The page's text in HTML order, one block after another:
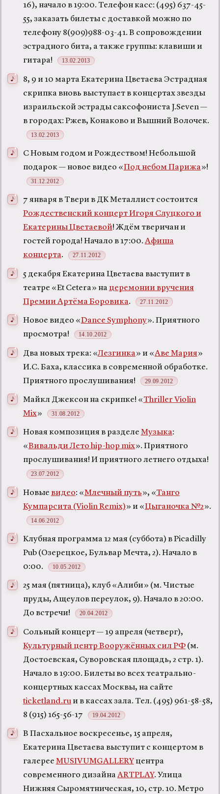
16), начало в 19:00. Телефон касс: (495) 637-45-
55, заказать билеты с доставкой можно по
телефону 8(909)988-03-41. В сопровождении
эстрадного бита, а также группы: клавиши и
гитара!
13.02.2013
8, 9 и 10 марта Екатерина Цветаева Эстрадная
скрипка вновь выступает в концертах звезды
израильской эстрады саксофониста J.Seven —
в городах: Ржев, Конаково и Вышний Волочек.
13.02.2013
С Новым годом и Рождеством! Небольшой
подарок — новое видео «Под небом Парижа»!
31.12.2012
7 января в Твери в ДК Металлист состоится
Рождественский концерт Игоря Слуцкого и
Екатерины Цветаевой! Ждём тверичан и
гостей города! Начало в 17:00. Афиша
концерта. 27.11.2012
5 декабря Екатерина Цветаева выступит в
театре «Et Cetera» на церемонии вручения
Премии Артёма Боровика. 27.11.2012
Новое видео «Dance Symphony». Приятного
просмотра!
14.10.2012
Два новых трека: «Лезгинка» и «Аве Мария»
И.С. Баха, классика в современной обработке.
Приятного прослушивания!
29.09.2012
Майкл Джексон на скрипке! «Thriller Violin
Mix» 31.08.2012
Новая композиция в разделе Музыка:
«Вивальди Лето hip-hop mix». Приятного
прослушивания! И приятного летнего отдыха!
23.07.2012
Новые видео: «Млечный путь», «Танго
Кумпарсита (Violin Remix)» и «Цыганочка №2».
14.06.2012
Клубная программа 12 мая (суббота) в Picadilly
Pub (Озерецкое, Бульвар Мечта, 2). Начало в
0:00.
10.05.2012
25 мая (пятница), клуб «Алиби» (м. Чистые
пруды, Ащеулов переулок, 9). Начало в 20:00.
До встречи!
20.04.2012
Cольный концерт — 19 апреля (четверг),
Культурный центр Вооружённых сил РФ(м.
Достоевская, Суворовская площадь, 2 стр. 1).
Начало в 19:00. Билеты во всех театрально-
концертных кассах Москвы, на сайте
ticketland.ruи в кассах зала. Тел. (495) 961-58-58,
8 (915) 165-56-17
19.04.2012
В Пасхальное воскресенье, 15 апреля,
Екатерина Цветаева выступит с концертом в
галерее MUSIVUMGALLERYцентра
современного дизайнаARTPLAY. Улица
Нижняя Сыромятническая, 10, стр. 10. Метро